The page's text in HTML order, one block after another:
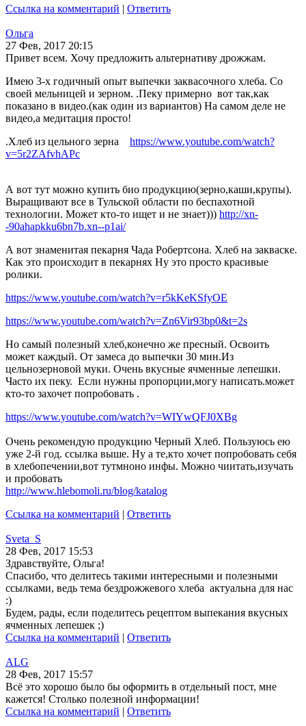
Ссылка на комментарий | Ответить
Ольга
27 Фев, 2017 20:15
Привет всем. Хочу предложить альтернативу дрожжам.
Имею 3-х годичный опыт выпечки заквасочного хлеба. Со
своей мельницей и зерном. .Пеку примерно вот так,как
показано в видео.(как один из вариантов) На самом деле не
видео,а медитация просто!
.Хлеб из цельного зерна https://www.youtube.com/watch?
v=5r2ZAfvhAPc
А вот тут можно купить био продукцию(зерно,каши,крупы).
Выращивают все в Тульской области по беспахотной
технологии. Может кто-то ищет и не знает))) http://xn-
-90ahapkku6bn7b.xn--p1ai/
А вот знаменитая пекарня Чада Робертсона. Хлеб на закваске.
Как это происходит в пекарнях Ну это просто красивые
ролики.
https://www.youtube.com/watch?v=r5kKeKSfyOE
https://www.youtube.com/watch?v=Zn6Vir93bp0&t=2s
Но самый полезный хлеб,конечно же пресный. Освоить
может каждый. От замеса до выпечки 30 мин.Из
цельнозерновой муки. Очень вкусные ячменные лепешки.
Часто их пеку. Если нужны пропорции,могу написать.может
кто-то захочет попробовать .
https://www.youtube.com/watch?v=WIYwQFJ0XBg
Очень рекомендую продукцию Черный Хлеб. Пользуюсь ею
уже 2-й год. ссылка выше. Ну а те,кто хочет попробовать себя
в хлебопечении,вот тутмноно инфы. Можно чиитать,изучать
и пробовать
http://www.hlebomoli.ru/blog/katalog
Ссылка на комментарий | Ответить
Sveta_S
28 Фев, 2017 15:53
Здравствуйте, Ольга!
Спасибо, что делитесь такими интересными и полезными
ссылками, ведь тема бездрожжевого хлеба актуальна для нас
:)
Будем, рады, если поделитесь рецептом выпекания вкусных
ячменных лепешек ;)
Ссылка на комментарий | Ответить
ALG
28 Фев, 2017 15:57
Всё это хорошо было бы оформить в отдельный пост, мне
кажется! Столько полезной информации!
Ссылка на комментарий | Ответить